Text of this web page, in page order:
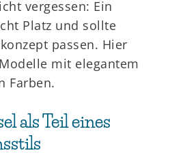
vergessen: Ein
Platz und sollte
passen. Hier
mit elegantem
Farben.
als Teil eines